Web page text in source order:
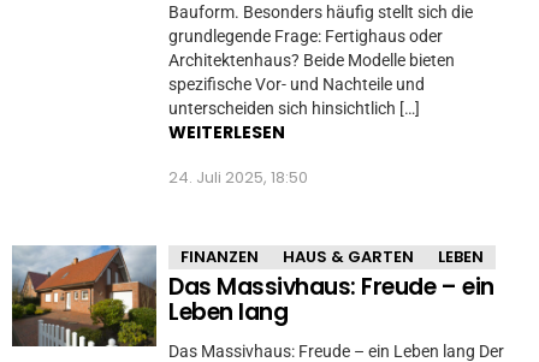
Bauform. Besonders häufig stellt sich die
grundlegende Frage: Fertighaus oder
Architektenhaus? Beide Modelle bieten
spezifische Vor- und Nachteile und
unterscheiden sich hinsichtlich […]
WEITERLESEN
24. Juli 2025, 18:50
FINANZEN HAUS & GARTEN LEBEN
Das Massivhaus: Freude – ein
Leben lang
Das Massivhaus: Freude – ein Leben lang Der